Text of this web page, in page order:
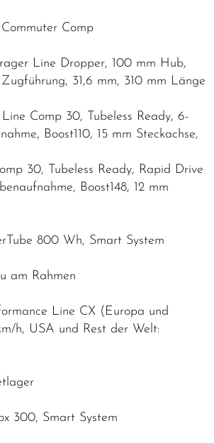
Comp
Line Dropper, 100 mm Hub,
31,6 mm, 310 mm Länge
Comp 30, Tubeless Ready, 6-
Boost110, 15 mm Steckachse,
30, Tubeless Ready, Rapid Drive
Boost148, 12 mm
800 Wh, Smart System
am Rahmen
Line CX (Europa und
h, USA und Rest der Welt:
300, Smart System